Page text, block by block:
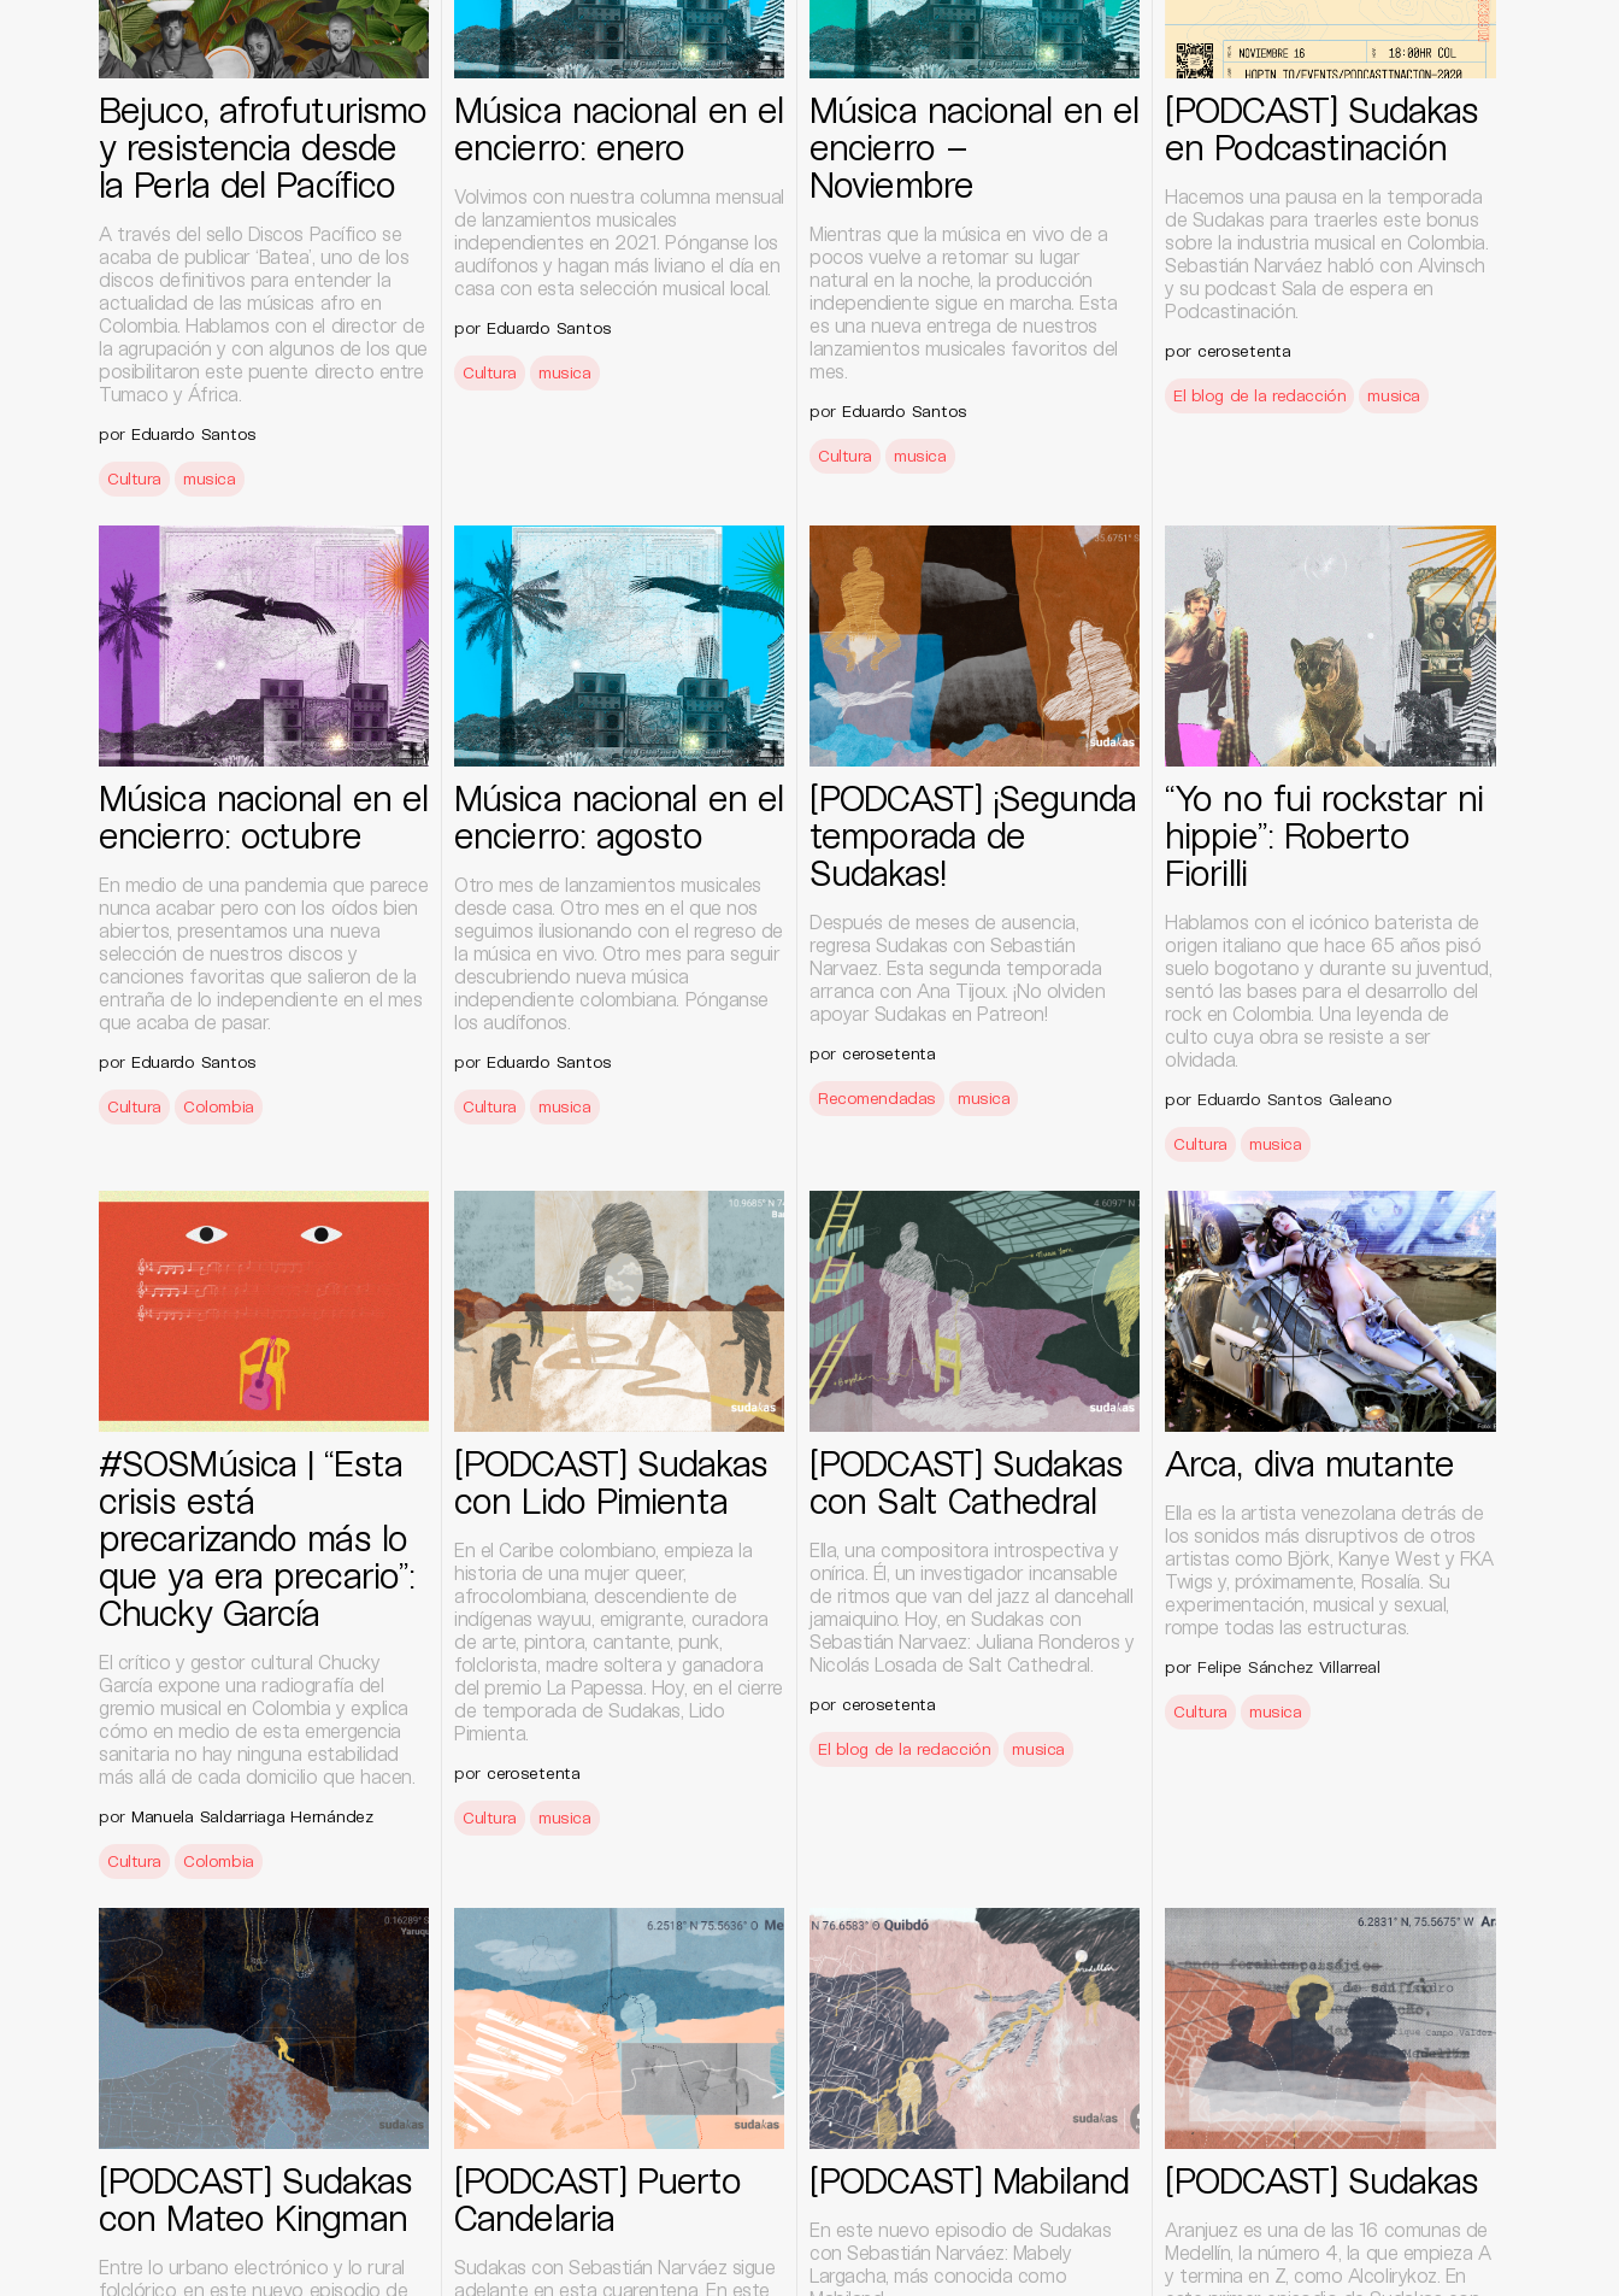
Bejuco, afrofuturismo
y resistencia desde
la Perla del Pacífico
A través del sello Discos Pacífico se
acaba de publicar ‘Batea’, uno de los
discos definitivos para entender la
actualidad de las músicas afro en
Colombia. Hablamos con el director de
la agrupación y con algunos de los que
posibilitaron este puente directo entre
Tumaco y África.
por Eduardo Santos
Cultura musica
Música nacional en el
encierro: enero
Volvimos con nuestra columna mensual
de lanzamientos musicales
independientes en 2021. Pónganse los
audífonos y hagan más liviano el día en
casa con esta selección musical local.
por Eduardo Santos
Cultura musica
Música nacional en el
encierro –
Noviembre
Mientras que la música en vivo de a
pocos vuelve a retomar su lugar
natural en la noche, la producción
independiente sigue en marcha. Esta
es una nueva entrega de nuestros
lanzamientos musicales favoritos del
mes.
por Eduardo Santos
Cultura musica
[PODCAST] Sudakas
en Podcastinación
Hacemos una pausa en la temporada
de Sudakas para traerles este bonus
sobre la industria musical en Colombia.
Sebastián Narváez habló con Alvinsch
y su podcast Sala de espera en
Podcastinación.
por cerosetenta
El blog de la redacción musica
Música nacional en el
encierro: octubre
En medio de una pandemia que parece
nunca acabar pero con los oídos bien
abiertos, presentamos una nueva
selección de nuestros discos y
canciones favoritas que salieron de la
entraña de lo independiente en el mes
que acaba de pasar.
por Eduardo Santos
Cultura Colombia
Música nacional en el
encierro: agosto
Otro mes de lanzamientos musicales
desde casa. Otro mes en el que nos
seguimos ilusionando con el regreso de
la música en vivo. Otro mes para seguir
descubriendo nueva música
independiente colombiana. Pónganse
los audífonos.
por Eduardo Santos
Cultura musica
[PODCAST] ¡Segunda
temporada de
Sudakas!
Después de meses de ausencia,
regresa Sudakas con Sebastián
Narvaez. Esta segunda temporada
arranca con Ana Tijoux. ¡No olviden
apoyar Sudakas en Patreon!
por cerosetenta
Recomendadas musica
“Yo no fui rockstar ni
hippie”: Roberto
Fiorilli
Hablamos con el icónico baterista de
origen italiano que hace 65 años pisó
suelo bogotano y durante su juventud,
sentó las bases para el desarrollo del
rock en Colombia. Una leyenda de
culto cuya obra se resiste a ser
olvidada.
por Eduardo Santos Galeano
Cultura musica
#SOSMúsica | “Esta
crisis está
precarizando más lo
que ya era precario”:
Chucky García
El crítico y gestor cultural Chucky
García expone una radiografía del
gremio musical en Colombia y explica
cómo en medio de esta emergencia
sanitaria no hay ninguna estabilidad
más allá de cada domicilio que hacen.
por Manuela Saldarriaga Hernández
Cultura Colombia
[PODCAST] Sudakas
con Lido Pimienta
En el Caribe colombiano, empieza la
historia de una mujer queer,
afrocolombiana, descendiente de
indígenas wayuu, emigrante, curadora
de arte, pintora, cantante, punk,
folclorista, madre soltera y ganadora
del premio La Papessa. Hoy, en el cierre
de temporada de Sudakas, Lido
Pimienta.
por cerosetenta
Cultura musica
[PODCAST] Sudakas
con Salt Cathedral
Ella, una compositora introspectiva y
onírica. Él, un investigador incansable
de ritmos que van del jazz al dancehall
jamaiquino. Hoy, en Sudakas con
Sebastián Narvaez: Juliana Ronderos y
Nicolás Losada de Salt Cathedral.
por cerosetenta
El blog de la redacción musica
Arca, diva mutante
Ella es la artista venezolana detrás de
los sonidos más disruptivos de otros
artistas como Björk, Kanye West y FKA
Twigs y, próximamente, Rosalía. Su
experimentación, musical y sexual,
rompe todas las estructuras.
por Felipe Sánchez Villarreal
Cultura musica
[PODCAST] Sudakas
con Mateo Kingman
Entre lo urbano electrónico y lo rural
folclórico, en este nuevo episodio de
[PODCAST] Puerto
Candelaria
Sudakas con Sebastián Narváez sigue
adelante en esta cuarentena. En este
[PODCAST] Mabiland
En este nuevo episodio de Sudakas
con Sebastián Narváez: Mabely
Largacha, más conocida como
[PODCAST] Sudakas
Aranjuez es una de las 16 comunas de
Medellín, la número 4, la que empieza A
y termina en Z, como Alcolirykoz. En